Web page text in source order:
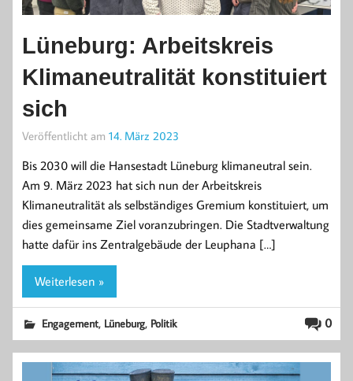
Lüneburg: Arbeitskreis
Klimaneutralität konstituiert
sich
Veröffentlicht am 14. März 2023
Bis 2030 will die Hansestadt Lüneburg klimaneutral sein.
Am 9. März 2023 hat sich nun der Arbeitskreis
Klimaneutralität als selbständiges Gremium konstituiert, um
dies gemeinsame Ziel voranzubringen. Die Stadtverwaltung
hatte dafür ins Zentralgebäude der Leuphana […]
Weiterlesen »
0
Engagement, Lüneburg, Politik